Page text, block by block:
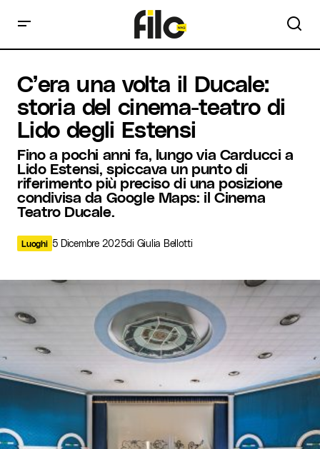
degli Estensi
C’era una volta il Ducale:
storia del cinema-teatro di
Lido degli Estensi
Fino a pochi anni fa, lungo via Carducci a
Lido Estensi, spiccava un punto di
riferimento più preciso di una posizione
condivisa da Google Maps: il Cinema
Teatro Ducale.
Luoghi 5 Dicembre 2025di Giulia Bellotti